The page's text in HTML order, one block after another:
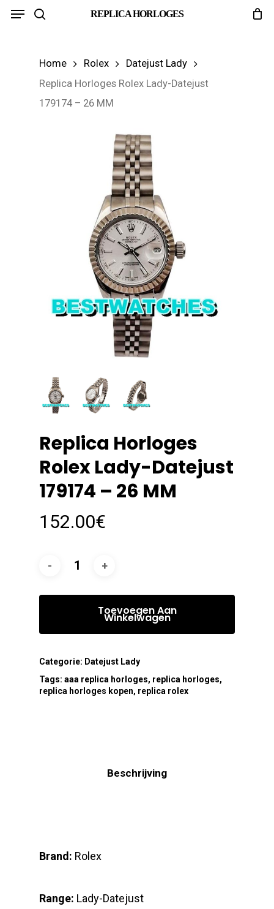
Skip
REPLICA HORLOGES
Menu
Home Rolex
Datejust Lady
Replica Horloges Rolex Lady-Datejust
179174 – 26 MM
Replica Horloges
Rolex Lady-Datejust
179174 – 26 MM
152.00€
Toevoegen Aan
Winkelwagen
Categorie: Datejust Lady
Tags: aaa replica horloges, replica horloges,
replica horloges kopen, replica rolex
Beschrijving
Brand: Rolex
Range: Lady-Datejust